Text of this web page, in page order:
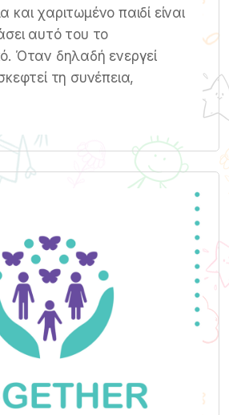
και χαριτωμένο παιδί είναι
αυτό του το
Όταν δηλαδή ενεργεί
τη συνέπεια,